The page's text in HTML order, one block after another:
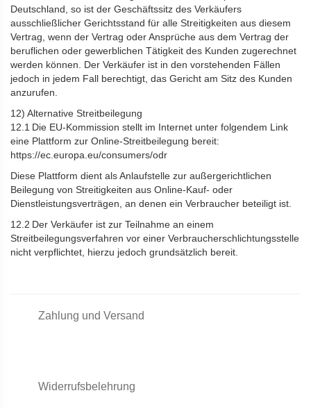
Deutschland, so ist der Geschäftssitz des Verkäufers
ausschließlicher Gerichtsstand für alle Streitigkeiten aus diesem
Vertrag, wenn der Vertrag oder Ansprüche aus dem Vertrag der
beruflichen oder gewerblichen Tätigkeit des Kunden zugerechnet
werden können. Der Verkäufer ist in den vorstehenden Fällen
jedoch in jedem Fall berechtigt, das Gericht am Sitz des Kunden
anzurufen.
12) Alternative Streitbeilegung
12.1 Die EU-Kommission stellt im Internet unter folgendem Link
eine Plattform zur Online-Streitbeilegung bereit:
https://ec.europa.eu/consumers/odr
Diese Plattform dient als Anlaufstelle zur außergerichtlichen
Beilegung von Streitigkeiten aus Online-Kauf- oder
Dienstleistungsverträgen, an denen ein Verbraucher beteiligt ist.
12.2 Der Verkäufer ist zur Teilnahme an einem
Streitbeilegungsverfahren vor einer Verbraucherschlichtungsstelle
nicht verpflichtet, hierzu jedoch grundsätzlich bereit.
Zahlung und Versand
Widerrufsbelehrung